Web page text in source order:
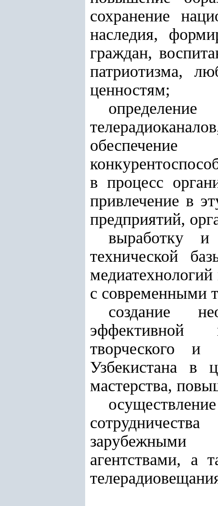
сохранение
наследия,
граждан,
патриотизма,
ценностям;
обеспечение
в процесс
привлечение в
предприятий,
выработку
технической
с современными
создание
эффективной
творческого и
Узбекистана в
мастерства,
зарубежными
агентствами, а